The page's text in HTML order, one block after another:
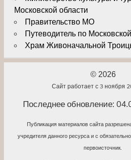
Московской области
Правительство МО
Путеводитель по
Храм Живоначальной
© 2026
Сайт работает с 3 ноября
Последнее обновление:
Публикация материалов сайта
учредителя данного ресурса и с
первоисточник.